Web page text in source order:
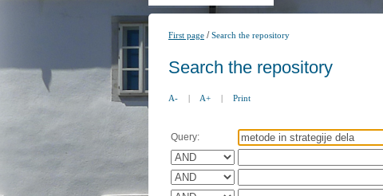
First page /Search the repository
Search the repository
A- | A+ | Print
Query: